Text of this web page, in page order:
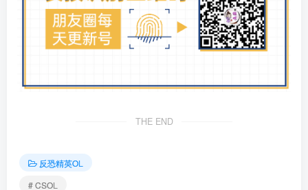
THE END
反恐精英OL
# CSOL